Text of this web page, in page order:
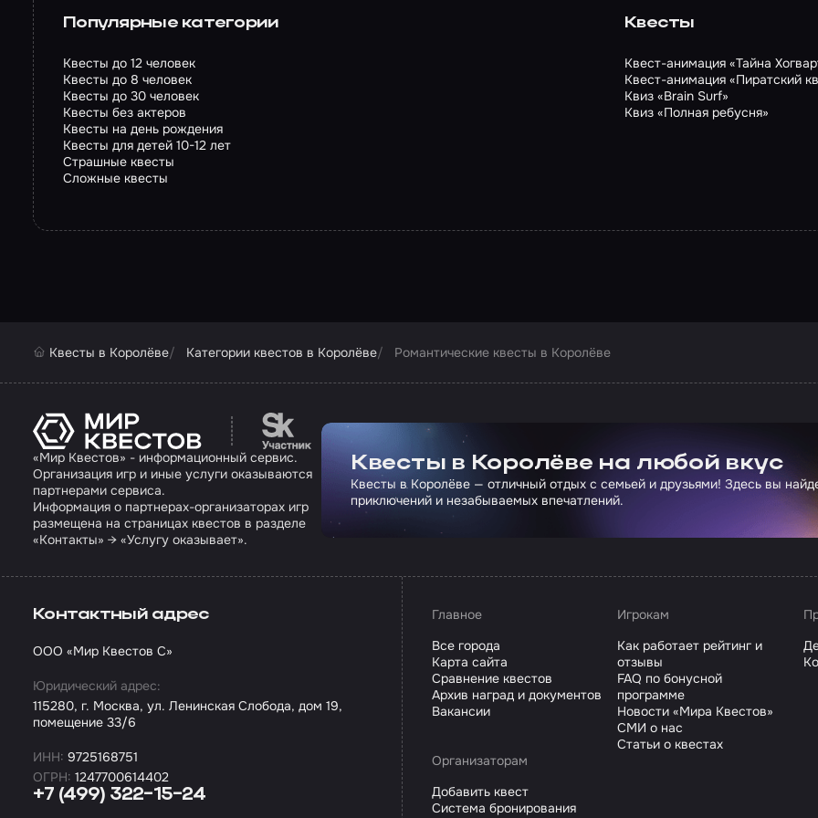
Популярные категории
Квесты до 12 человек
Квесты до 8 человек
Квесты до 30 человек
Квесты без актеров
Квесты на день рождения
Квесты для детей 10-12 лет
Страшные квесты
Сложные квесты
Квесты
Квест-анимация «Тайна
Квест-анимация «Пиратский
Квиз «Brain Surf»
Квиз «Полная ребусня»
Квесты в Королёве Категории квестов в Королёве Романтические квесты в Королёве
Перейти на сайт партнера Сколково
«Мир Квестов» - информационный сервис.
Организация игр и иные услуги оказываются
партнерами сервиса.
Информация о партнерах-организаторах игр
размещена на страницах квестов в разделе
«Контакты» → «Услугу оказывает».
Квесты в Королёве на любой вкус
Квесты в Королёве — отличный отдых с семьей и друзьями! Здесь вы
приключений и незабываемых впечатлений.
+7 (499) 322-15-24
Контактный адрес
ООО «Мир Квестов С»
Юридический адрес:
115280, г. Москва, ул. Ленинская Слобода, дом 19,
помещение 33/6
ИНН: 9725168751
ОГРН: 1247700614402
Главное
Все города
Карта сайта
Сравнение квестов
Архив наград и документов
Вакансии
Игрокам
Как работает рейтинг и
отзывы
FAQ по бонусной
программе
Новости «Мира Квестов»
СМИ о нас
Статьи о квестах
Организаторам
Добавить квест
Система бронирования